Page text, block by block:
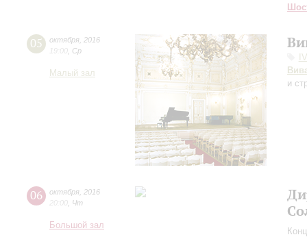
05 октября 2016
19:00 Ср
Малый зал
и
06 октября 2016
20:00 Чт
Большой зал